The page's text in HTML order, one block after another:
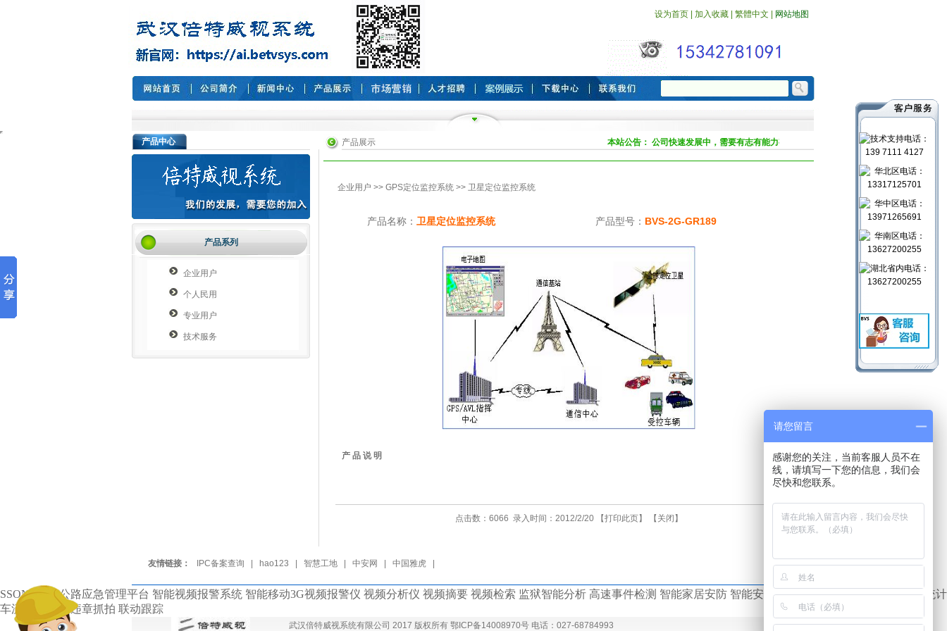
设为首页 加入收藏 繁體中文 网站地图
产品中心
产品系列
企业用户
个人民用
专业用户
技术服务
产品展示 本站公告： 公司快速发展中，需要有志有能力有成功梦想的年青人，加盟等你来！ 2017年
企业用户 >> GPS定位监控系统 >> 卫星定位监控系统
产品名称： 卫星定位监控系统 产品型号： BVS-2G-GR189
产 品 说 明
点击数：6066 录入时间：2012/2/20 【打印此页】 【 关闭 】
友情链接： IPC备案查询 hao123 智慧工地 中安网 中国雅虎
SSONE高速公路应急管理平台 智能视频报警系统 智能移动3G视频报警仪 视频分析仪 视频摘要 视频检索 监狱智能分析 高速事件检测 智能家居安防 智能安防 打架 徘徊 逆行 周界入侵 客流统计
车流统计 道路违章抓拍 联动跟踪
武汉倍特威视系统有限公司 2017 版权所有 鄂ICP备14008970号 电话：027-68784993
请您留言
感谢您的关注，当前客服人员不在
线，请填写一下您的信息，我们会
尽快和您联系。